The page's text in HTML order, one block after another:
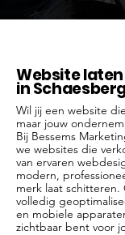
Website
in
Wil jij een website
maar jouw
Bij Bessems
we websites die
van ervaren
modern,
merk laat schitteren.
volledig
en mobiele
zichtbaar bent voor